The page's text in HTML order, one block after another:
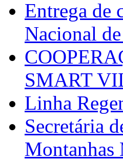
Entrega de
Nacional
SMART
Linha
Secretária
Montanhas